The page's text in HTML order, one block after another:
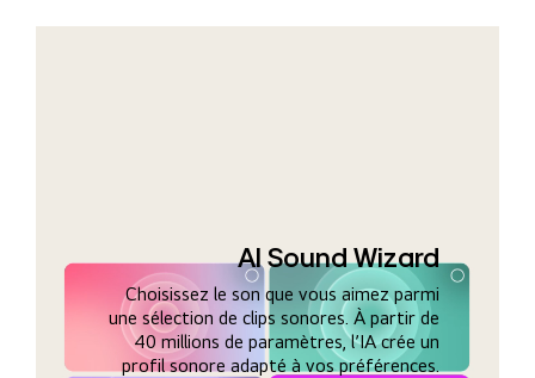
AI Sound Wizard
Choisissez le son que vous aimez parmi
une sélection de clips sonores. À partir de
40 millions de paramètres, l’IA crée un
profil sonore adapté à vos préférences.